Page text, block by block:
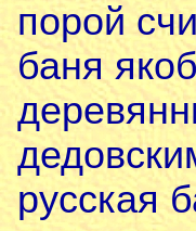
порой
баня
русская